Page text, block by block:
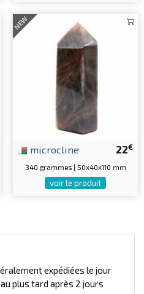
NEW
22€
microcline
340 grammes | 50x40x110 mm
voir le produit
expédiées le jour
plus tard après 2 jours